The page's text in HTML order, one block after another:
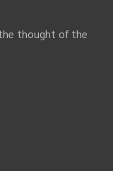
thought of the